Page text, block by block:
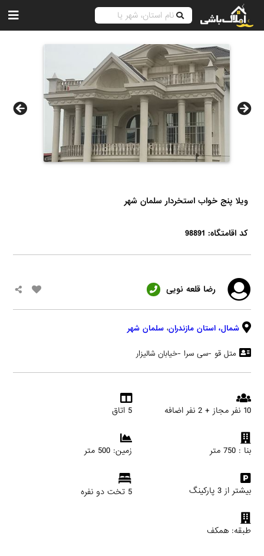
ویلا پنج خواب استخردار سلمان شهر
کد اقامتگاه: 98891
رضا قلعه نویی
شمال، استان مازندران، سلمان شهر
متل قو -سی سرا -خیابان شالیزار
10 نفر مجاز + 2 نفر اضافه 5 اتاق
بنا : 750 متر زمین: 500 متر
بیشتر از 3 پارکینگ 5 تخت دو نفره
طبقه: همکف